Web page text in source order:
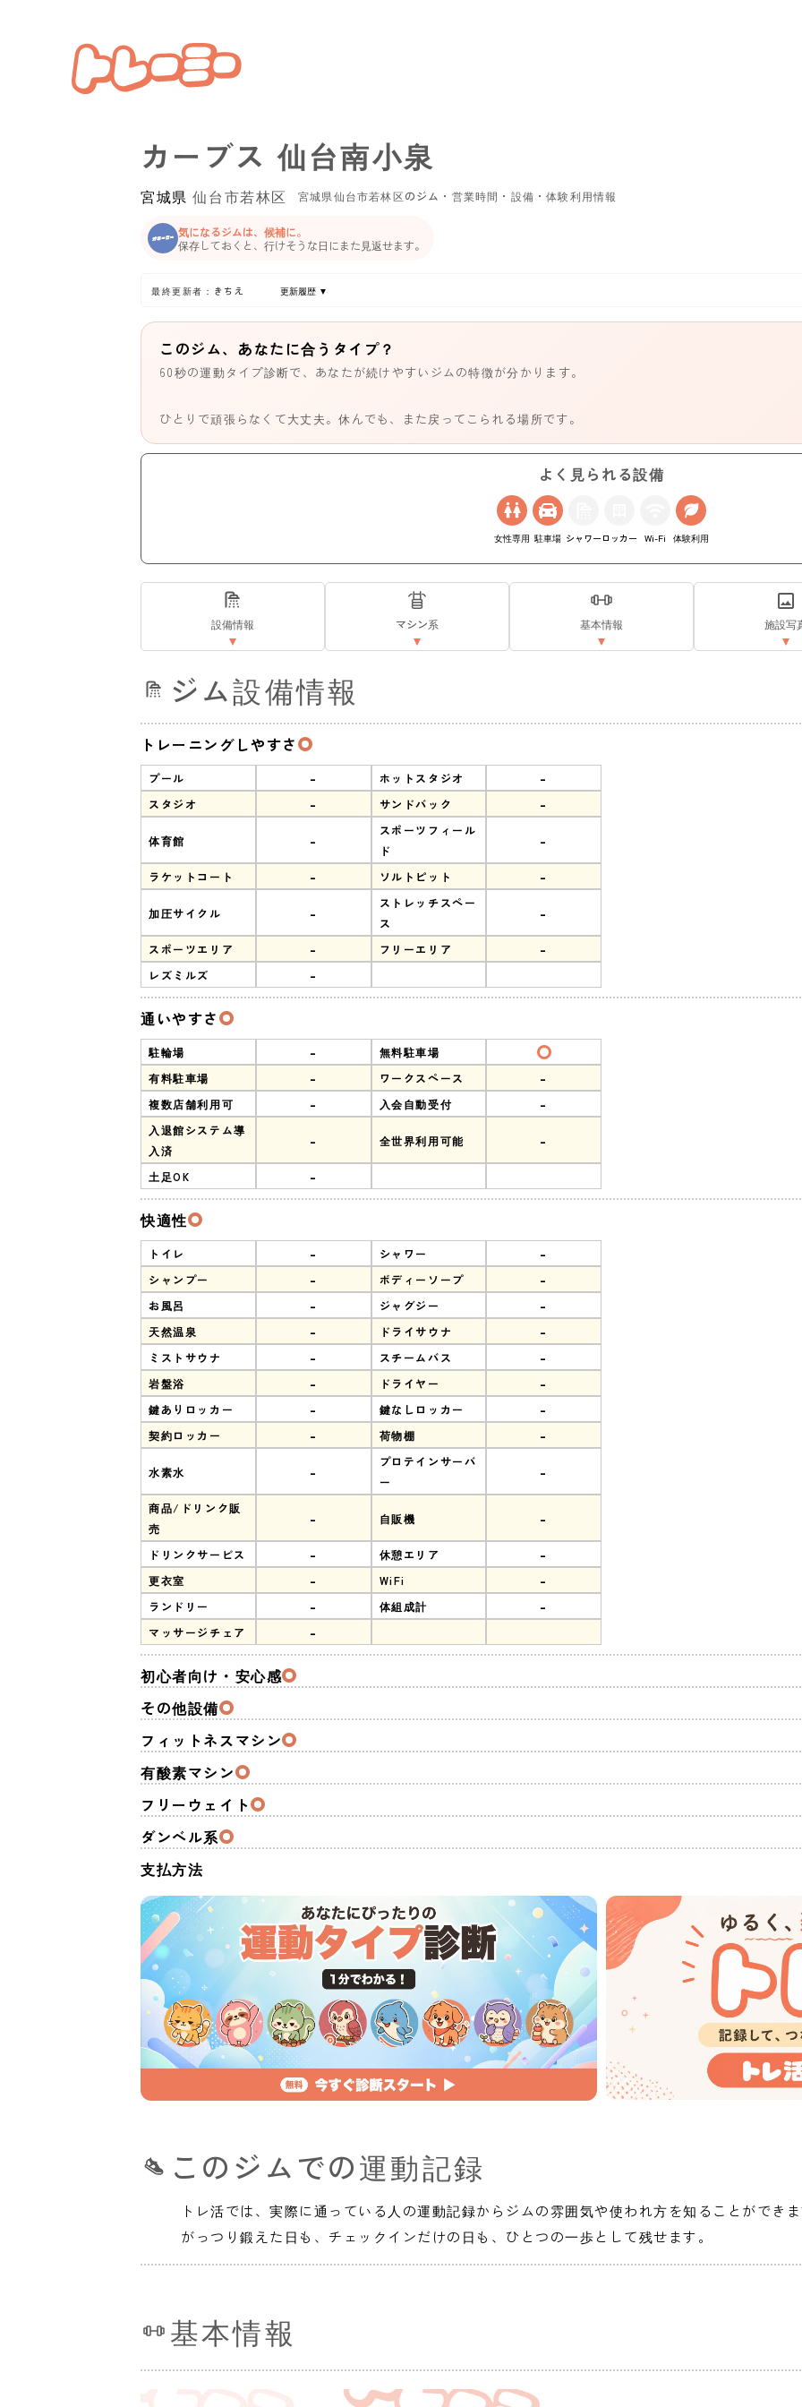
カーブス 仙台南小泉
宮城県 仙台市若林区 宮城県仙台市若林区のジム・営業時間・設備・体験利用情報
気になるジムは、候補に。
保存しておくと、行けそうな日にまた見返せます。
最終更新者：きちえ 更新履歴 ▼
このジム、あなたに合うタイプ？
60秒の運動タイプ診断で、あなたが続けやすいジムの特徴が分かります。
ひとりで頑張らなくて大丈夫。休んでも、また戻ってこられる場所です。
よく見られる設備
女性専用 駐車場 シャワー ロッカー Wi-Fi 体験利用
設備情報 マシン系 基本情報 施設写
ジム設備情報
トレーニングしやすさ
プール - ホットスタジオ -
スタジオ - サンドバック -
体育館 -
スポーツフィール
ド
-
ラケットコート - ソルトピット -
加圧サイクル -
ストレッチスペー
ス
-
スポーツエリア - フリーエリア -
レズミルズ -
通いやすさ
駐輪場 -
無料駐車場
有料駐車場
- ワークスペース -
複数店舗利用可 - 入会自動受付 -
入退館システム導
入済
- 全世界利用可能 -
土足OK -
快適性
トイレ - シャワー -
シャンプー - ボディーソープ -
お風呂 - ジャグジー -
天然温泉 - ドライサウナ -
ミストサウナ - スチームバス -
岩盤浴 - ドライヤー -
鍵ありロッカー - 鍵なしロッカー -
契約ロッカー - 荷物棚 -
水素水 -
プロテインサーバ
ー
-
商品/ドリンク販
売
- 自販機 -
ドリンクサービス - 休憩エリア -
更衣室 - WiFi -
ランドリー - 体組成計 -
マッサージチェア -
初心者向け・安心感
その他設備
フィットネスマシン
有酸素マシン
フリーウェイト
ダンベル系
支払方法
このジムでの運動記録
トレ活では、実際に通っている人の運動記録からジムの雰囲気や使われ方を知ることができ
がっつり鍛えた日も、チェックインだけの日も、ひとつの一歩として残せます。
基本情報